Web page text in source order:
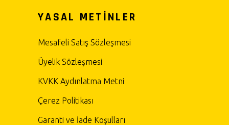
YASAL METİNLER
Mesafeli Satış Sözleşmesi
Üyelik Sözleşmesi
KVKK Aydınlatma Metni
Çerez Politikası
Garanti ve İade Koşulları